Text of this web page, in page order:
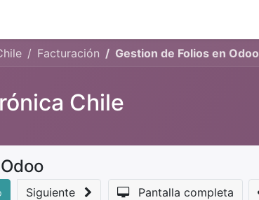
Facturación Gestion de Folios en Odoo
Chile
Siguiente Pantalla completa